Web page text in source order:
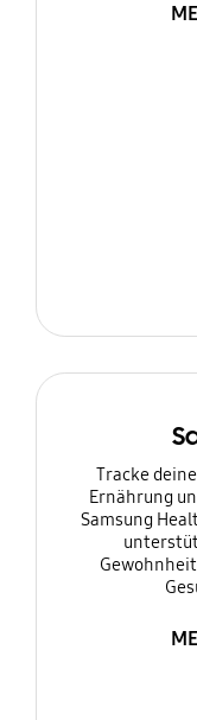
Tracke
Ernährung
Samsung